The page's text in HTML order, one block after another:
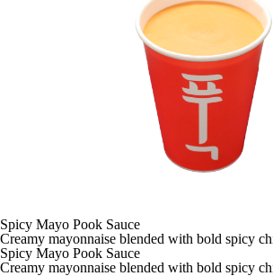
Spicy Mayo Pook Sauce
Creamy mayonnaise blended with bold spicy
Spicy Mayo Pook Sauce
Creamy mayonnaise blended with bold spicy